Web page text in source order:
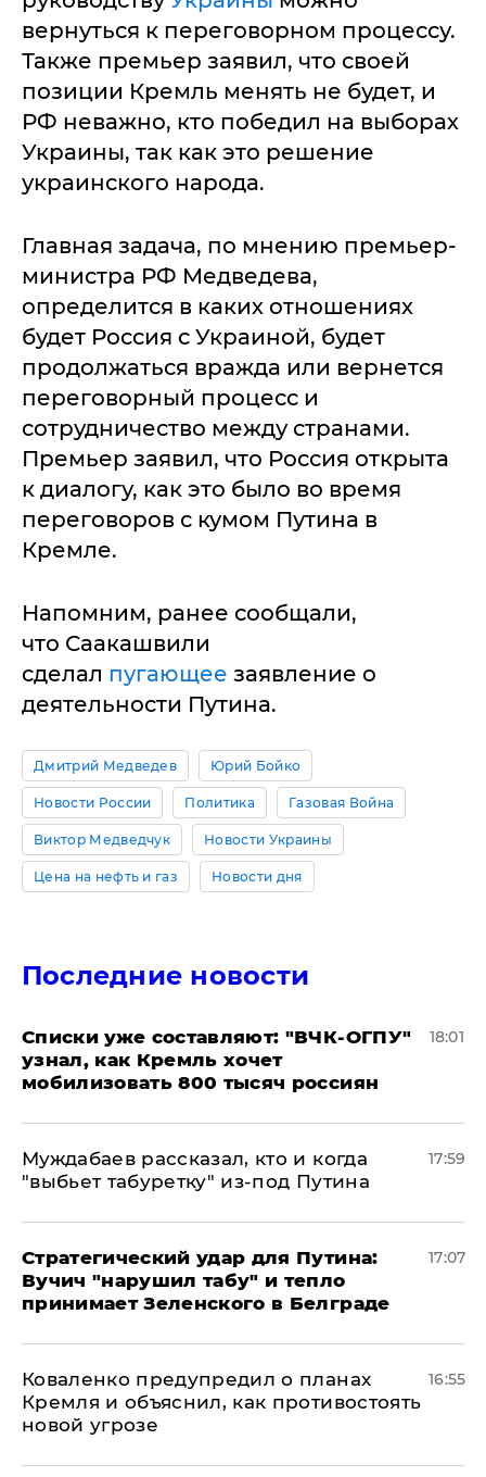
вернуться к переговорном процессу.
Также премьер заявил, что своей
позиции Кремль менять не будет, и
РФ неважно, кто победил на выборах
Украины, так как это решение
украинского народа.
Главная задача, по мнению премьер-
министра РФ Медведева,
определится в каких отношениях
будет Россия с Украиной, будет
продолжаться вражда или вернется
переговорный процесс и
сотрудничество между странами.
Премьер заявил, что Россия открыта
к диалогу, как это было во время
переговоров с кумом Путина в
Кремле.
Напомним, ранее сообщали,
что Саакашвили
сделал пугающее заявление о
деятельности Путина.
Дмитрий Медведев Юрий Бойко
Новости России Политика Газовая Война
Виктор Медведчук Новости Украины
Цена на нефть и газ Новости дня
Последние новости
Списки уже составляют: "ВЧК-ОГПУ"
узнал, как Кремль хочет
мобилизовать 800 тысяч россиян
18:01
Муждабаев рассказал, кто и когда
"выбьет табуретку" из-под Путина
17:59
Стратегический удар для Путина:
Вучич "нарушил табу" и тепло
принимает Зеленского в Белграде
17:07
Коваленко предупредил о планах
Кремля и объяснил, как противостоять
новой угрозе
16:55